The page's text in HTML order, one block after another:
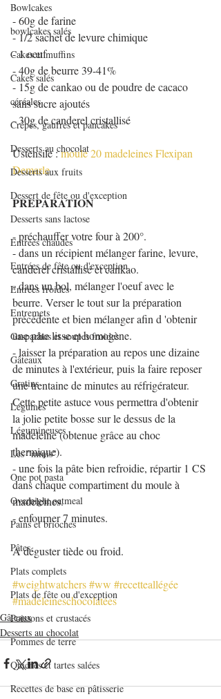
Bowlcakes
bowlcakes salés
Cakes et muffins
Cakes salés
céréales
Crêpes, gaufres et pancakes
Desserts au chocolat
Desserts aux fruits
Dessert de fête ou d'exception
Desserts sans lactose
Entrées chaudes
Entrées de fête ou d'exception
Entrées froides
Entremets
Gaspachos et soupes froides
Gâteaux
Gratins
Légumes
Légumineuses
Les "minis"
One pot pasta
Overnight oatmeal
Pains et brioches
Pâtes
Plats complets
Plats de fête ou d'exception
Poissons et crustacés
Pommes de terre
Quiches et tartes salées
Recettes de base en pâtisserie
- 60g de farine
- 1/2 sachet de levure chimique
- 1 oeuf
- 40g de beurre 39-41%
- 15g de cankao ou de poudre de cacaco
sans sucre ajoutés
- 30g de canderel cristallisé
Ustensile : moule 20 madeleines Flexipan
Demarle
PREPARATION
- préchauffer votre four à 200°.
- dans un récipient mélanger farine, levure,
canderel cristallisé et cankao.
- dans un bol, mélanger l'oeuf avec le
beurre. Verser le tout sur la préparation
précédente et bien mélanger afin d 'obtenir
une pâte lisse et homogène.
- laisser la préparation au repos une dizaine
de minutes à l'extérieur, puis la faire reposer
une trentaine de minutes au réfrigérateur.
Cette petite astuce vous permettra d'obtenir
la jolie petite bosse sur le dessus de la
madeleine (obtenue grâce au choc
thermique).
- une fois la pâte bien refroidie, répartir 1 CS
dans chaque compartiment du moule à
madeleines.
- enfourner 7 minutes.
A déguster tiède ou froid.
#weightwatchers#ww #recetteallégée
#madeleineschocolatées
Gâteaux
Desserts au chocolat